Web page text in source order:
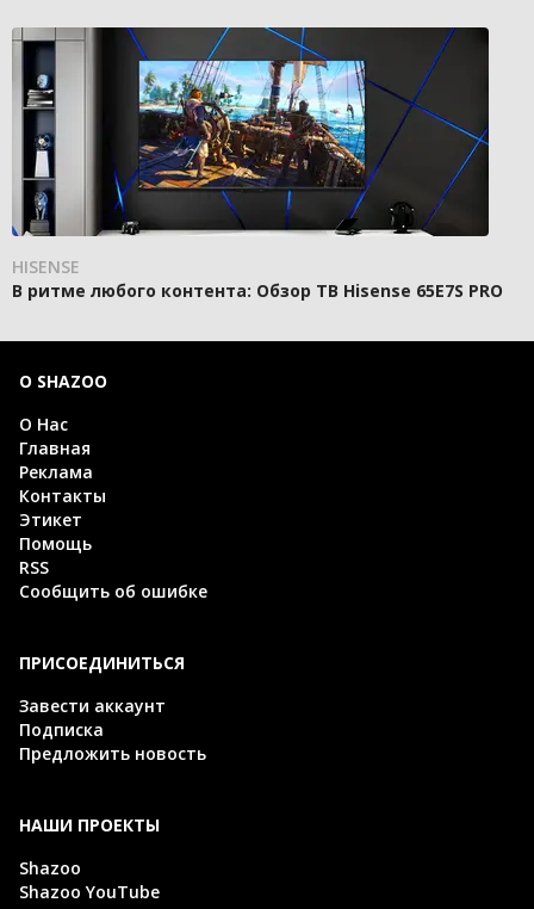
HISENSE
В ритме любого контента: Обзор ТВ Hisense 65E7S PRO
О SHAZOO
О Нас
Главная
Реклама
Контакты
Этикет
Помощь
RSS
Сообщить об ошибке
ПРИСОЕДИНИТЬСЯ
Завести аккаунт
Подписка
Предложить новость
НАШИ ПРОЕКТЫ
Shazoo
Shazoo YouTube